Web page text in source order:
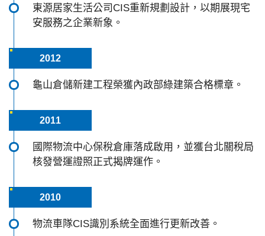
東源居家生活公司CIS重新規劃設計，以期展現宅
安服務之企業新象。
2012
龜山倉儲新建工程榮獲內政部綠建築合格標章。
2011
國際物流中心保稅倉庫落成啟用，並獲台北關稅局
核發營運證照正式揭牌運作。
2010
物流車隊CIS識別系統全面進行更新改善。